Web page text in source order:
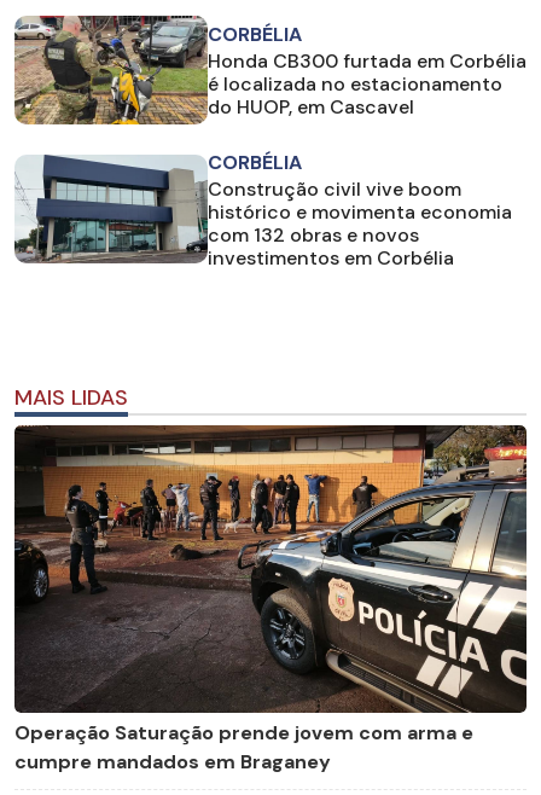
CORBÉLIA
Honda CB300 furtada em Corbélia
é localizada no estacionamento
do HUOP, em Cascavel
CORBÉLIA
Construção civil vive boom
histórico e movimenta economia
com 132 obras e novos
investimentos em Corbélia
MAIS LIDAS
Operação Saturação prende jovem com arma e
cumpre mandados em Braganey